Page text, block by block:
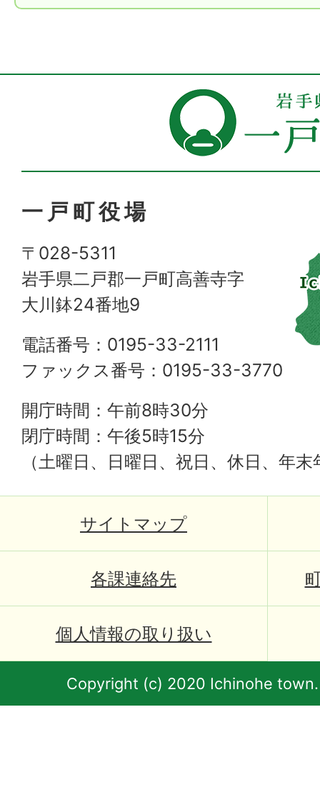
一戸町役場
〒028-5311
岩手県二戸郡一戸町高善寺字
大川鉢24番地9
電話番号：0195-33-2111
ファックス番号：0195-33-3770
開庁時間：午前8時30分
閉庁時間：午後5時15分
（土曜日、日曜日、祝日、休日、年
サイトマップ
各課連絡先
個人情報の取り扱い
Copyright (c) 2020 Ichinohe